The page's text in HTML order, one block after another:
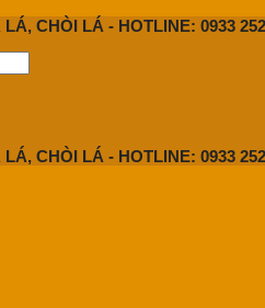
CHÒI LÁ - HOTLINE: 0933
CHÒI LÁ - HOTLINE: 0933